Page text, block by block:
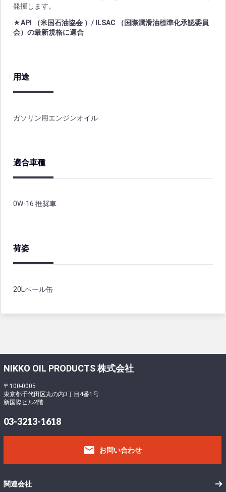
発揮します。
★API （米国石油協会 ）/ ILSAC （国際潤滑油標準化承認委員
会）の最新規格に適合
用途
ガソリン用エンジンオイル
適合車種
0W-16 推奨車
荷姿
20Lペール缶
NIKKO OIL PRODUCTS 株式会社
〒100-0005
東京都千代田区丸の内3丁目4番1号
新国際ビル2階
03-3213-1618
email お問い合わせ
関連会社